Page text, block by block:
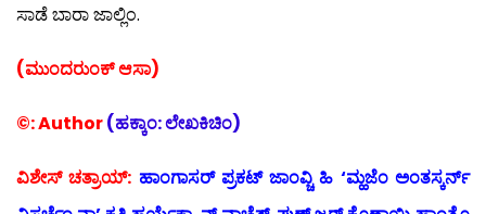
ಸಾಡೆ ಬಾರಾ ಜಾಲ್ಲಿಂ.
(ಮುಂದರುಂಕ್ ಆಸಾ)
©: Author(ಹಕ್ಕಾಂ: ಲೇಖಕಿಚಿಂ)
ವಿಶೇಸ್ ಚತ್ರಾಯ್: ಹಾಂಗಾಸರ್ ಪ್ರಕಟ್ ಜಾಂವ್ಚಿ ಹಿ ‘ಮ್ಹಜೆಂ ಅಂತಸ್ಕರ್ನ್